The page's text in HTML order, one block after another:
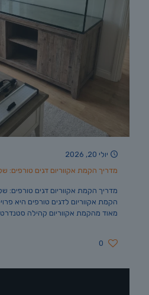
יולי 20, 2026
מדריך הקמת אקווריום דגים טורפים:
מדריך הקמת אקווריום דגים טורפים:
הקמת אקווריום לדגים טורפים היא
מאוד מהקמת אקווריום קהילה
0